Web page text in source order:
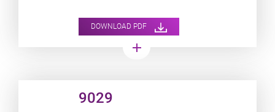
DOWNLOAD PDF
add
9029